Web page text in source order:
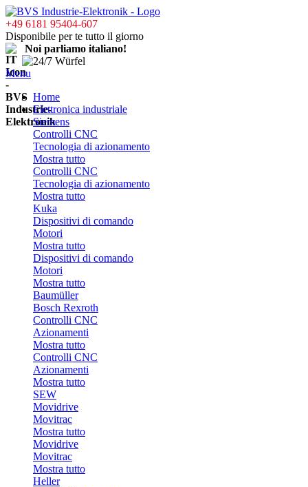
+49 6181 95404-607
Disponibile per te tutto il giorno
Noi parliamo italiano!
Menu
Home
Elettronica industriale
Siemens
Controlli CNC
Tecnologia di azionamento
Mostra tutto
Controlli CNC
Tecnologia di azionamento
Mostra tutto
Kuka
Dispositivi di comando
Motori
Mostra tutto
Dispositivi di comando
Motori
Mostra tutto
Baumüller
Bosch Rexroth
Controlli CNC
Azionamenti
Mostra tutto
Controlli CNC
Azionamenti
Mostra tutto
SEW
Movidrive
Movitrac
Mostra tutto
Movidrive
Movitrac
Mostra tutto
Heller